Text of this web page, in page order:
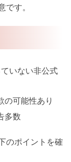
す。
いない非公式
の可能性あり
多数
のポイントを確